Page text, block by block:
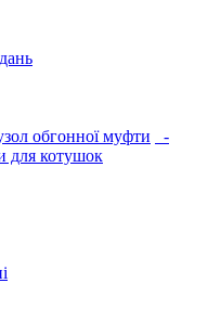
обгонної муфти
-
для котушок